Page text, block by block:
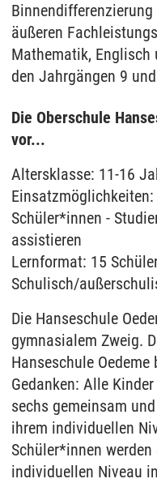
äußeren
Mathematik,
den Jahrgängen 9
Die Oberschule
vor...
Altersklasse: 11-16
Schüler*innen -
assistieren
Lernformat: 15
Schulisch/
Die Hanseschule
gymnasialem Zweig.
Hanseschule
Gedanken: Alle
sechs gemeinsam
ihrem individuellen
Schüler*innen
individuellen Niveau